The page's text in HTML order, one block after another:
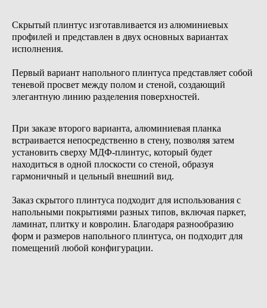
Скрытый плинтус изготавливается из алюминиевых
профилей и представлен в двух основных вариантах
исполнения.
Первый вариант напольного плинтуса представляет собой
теневой просвет между полом и стеной, создающий
элегантную линию разделения поверхностей.
При заказе второго варианта, алюминиевая планка
встраивается непосредственно в стену, позволяя затем
установить сверху МДФ-плинтус, который будет
находиться в одной плоскости со стеной, образуя
гармоничный и цельный внешний вид.
Заказ скрытого плинтуса подходит для использования с
напольными покрытиями разных типов, включая паркет,
ламинат, плитку и ковролин. Благодаря разнообразию
форм и размеров напольного плинтуса, он подходит для
помещений любой конфигурации.
Обсудить проект